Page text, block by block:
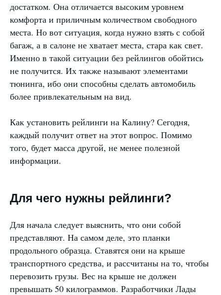
достатком. Она отличается высоким уровнем
комфорта и приличным количеством свободного
места. Но вот ситуация, когда нужно взять с собой
багаж, а в салоне не хватает места, стара как свет.
Именно в такой ситуации без рейлингов обойтись
не получится. Их также называют элементами
тюнинга, ибо они способны сделать автомобиль
более привлекательным на вид.
Как установить рейлинги на Калину? Сегодня,
каждый получит ответ на этот вопрос. Помимо
того, будет масса другой, не менее полезной
информации.
Для чего нужны рейлинги?
Для начала следует выяснить, что они собой
представляют. На самом деле, это планки
продольного образца. Ставятся они на крыше
транспортного средства, и рассчитаны на то, чтобы
перевозить грузы. Вес на крыше не должен
превышать 50 килограммов. Разработчики Лады